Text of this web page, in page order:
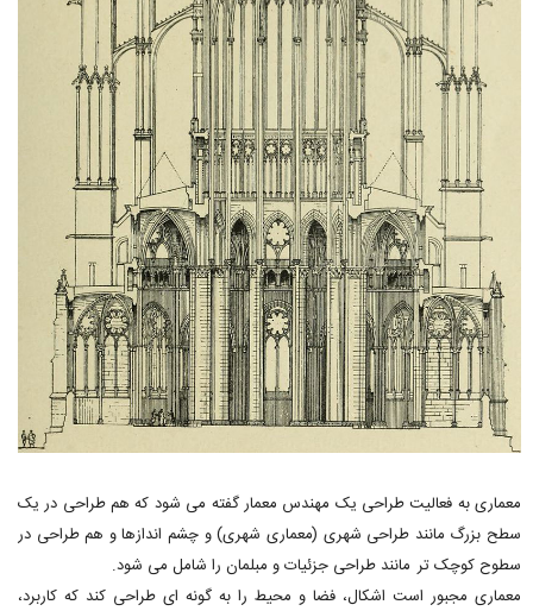
معماری به فعالیت طراحی یک مهندس معمار گفته می شود که هم طراحی در یک
سطح بزرگ مانند طراحی شهری (معماری شهری) و چشم اندازها و هم طراحی در
سطوح کوچک تر مانند طراحی جزئیات و مبلمان را شامل می شود.
معماری مجبور است اشکال، فضا و محیط را به گونه ای طراحی کند که کاربرد،